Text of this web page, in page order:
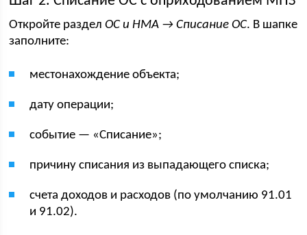
Откройте разделОС и НМА → Списание ОС. В шапке
заполните:
местонахождение объекта;
дату операции;
событие — «Списание»;
причину списания из выпадающего списка;
счета доходов и расходов (по умолчанию 91.01
и 91.02).